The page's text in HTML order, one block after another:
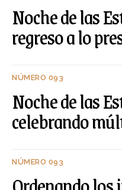
Noche de las
regreso a lo
NÚMERO 093
Noche de las
celebrando
NÚMERO 093